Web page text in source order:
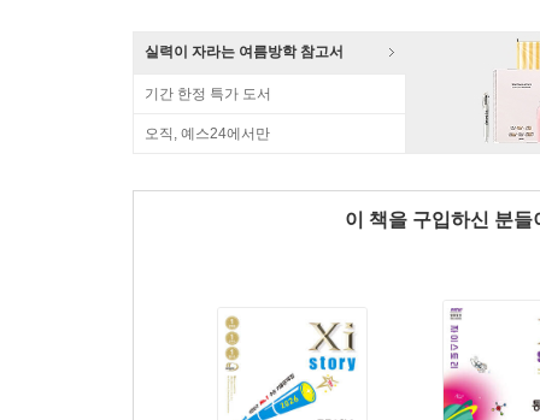
실력이 자라는 여름방학 참고서
기간 한정 특가 도서
오직, 예스24에서만
이 책을 구입하신 분